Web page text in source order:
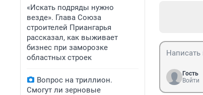
«Искать подряды нужно
везде». Глава Союза
строителей Приангарья
рассказал, как выживает
бизнес при заморозке
областных строек
Вопрос на триллион.
Смогут ли зерновые
Гость
Войти